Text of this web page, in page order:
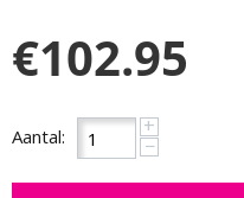
€102.95
Aantal: +
−